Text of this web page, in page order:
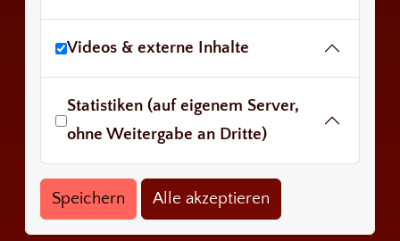
Videos & externe Inhalte
Statistiken (auf eigenem Server,
ohne Weitergabe an Dritte)